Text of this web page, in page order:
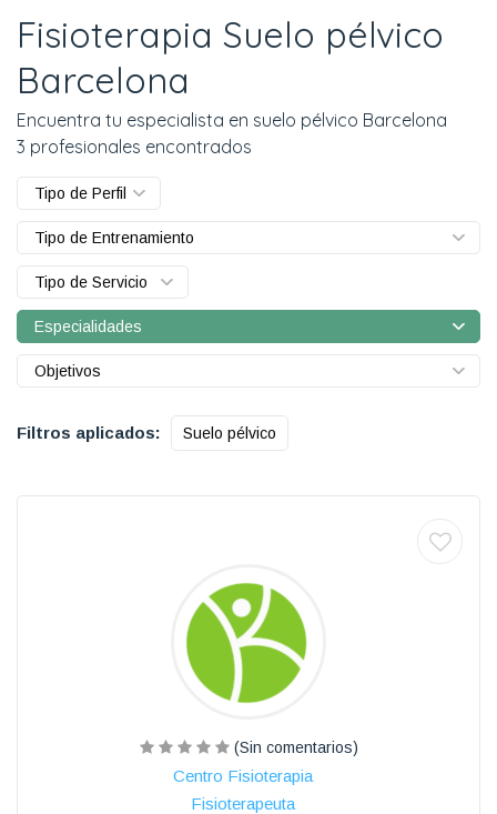
Fisioterapia Suelo pélvico
Barcelona
Encuentra tu especialista en suelo pélvico Barcelona
3 profesionales encontrados
Tipo de Perfil
Tipo de Entrenamiento
Tipo de Servicio
Especialidades
Objetivos
Filtros aplicados: Suelo pélvico
(Sin comentarios)
Centro Fisioterapia
Fisioterapeuta